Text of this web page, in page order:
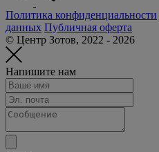
Политика конфиденциальности
данных Публичная оферта
© Центр Зотов, 2022 - 2026
Напишите нам